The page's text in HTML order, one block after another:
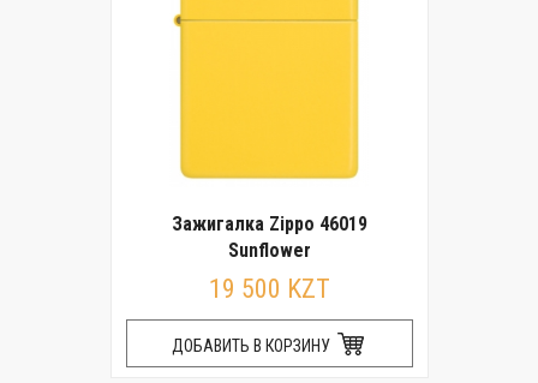
Зажигалка Zippo 46019
Sunflower
19 500 KZT
ДОБАВИТЬ В КОРЗИНУ